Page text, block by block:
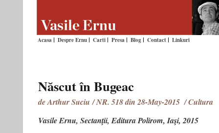
Acasa Despre Ernu Carti Presa Blog Contact Linkuri
Născut în Bugeac
de Arthur Suciu / NR. 518 din 28-May-2015 / Cultura
Vasile Ernu, Sectanţii, Editura Polirom, Iaşi, 2015